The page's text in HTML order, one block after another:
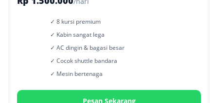
✓ 8 kursi premium
✓ Kabin sangat lega
✓ AC dingin & bagasi besar
✓ Cocok shuttle bandara
✓ Mesin bertenaga
Pesan Sekarang